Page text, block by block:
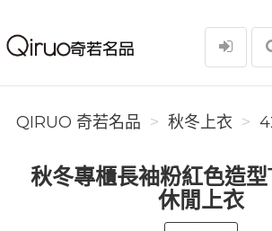
Qiruo 奇若名品
QIRUO 奇若名品 秋冬上衣
秋冬專櫃長袖粉紅色造
休閒上衣